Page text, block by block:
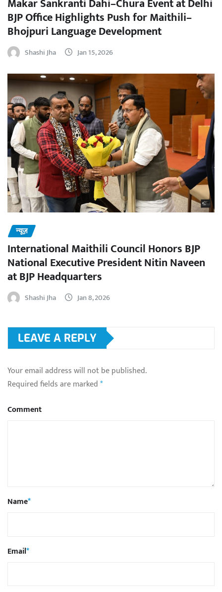
BJP Office Highlights Push for Maithili–
Bhojpuri Language Development
Shashi Jha Jan 15, 2026
न्यूज़
International Maithili Council Honors BJP
National Executive President Nitin Naveen
at BJP Headquarters
Shashi Jha Jan 8, 2026
LEAVE A REPLY
Your email address will not be published.
Required fields are marked*
Comment
Name*
Email*